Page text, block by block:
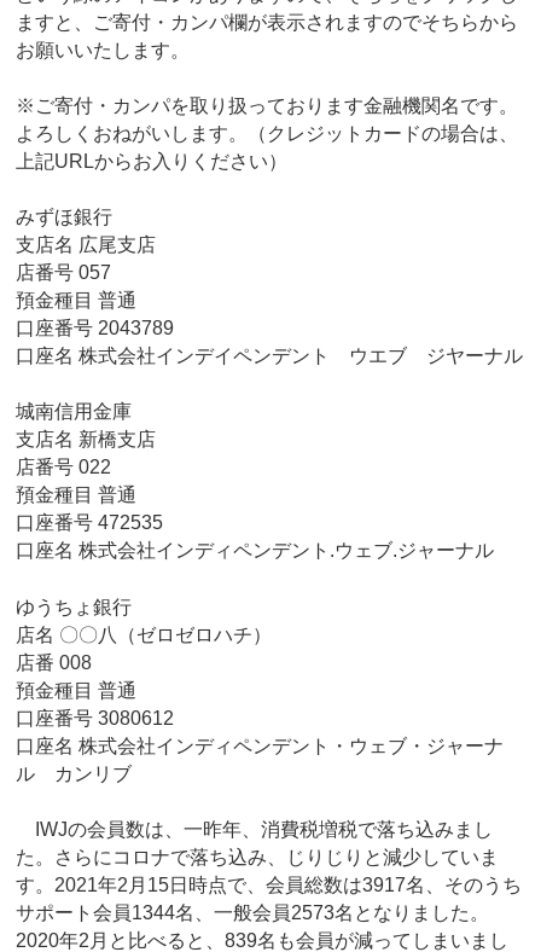
ますと、ご寄付・カンパ欄が表示されますのでそちらから
お願いいたします。
※ご寄付・カンパを取り扱っております金融機関名です。
よろしくおねがいします。（クレジットカードの場合は、
上記URLからお入りください）
みずほ銀行
支店名 広尾支店
店番号 057
預金種目 普通
口座番号 2043789
口座名 株式会社インデイペンデント ウエブ ジヤーナル
城南信用金庫
支店名 新橋支店
店番号 022
預金種目 普通
口座番号 472535
口座名 株式会社インディペンデント.ウェブ.ジャーナル
ゆうちょ銀行
店名 〇〇八（ゼロゼロハチ）
店番 008
預金種目 普通
口座番号 3080612
口座名 株式会社インディペンデント・ウェブ・ジャーナ
ル カンリブ
IWJの会員数は、一昨年、消費税増税で落ち込みまし
た。さらにコロナで落ち込み、じりじりと減少していま
す。2021年2月15日時点で、会員総数は3917名、そのうち
サポート会員1344名、一般会員2573名となりました。
2020年2月と比べると、839名も会員が減ってしまいまし